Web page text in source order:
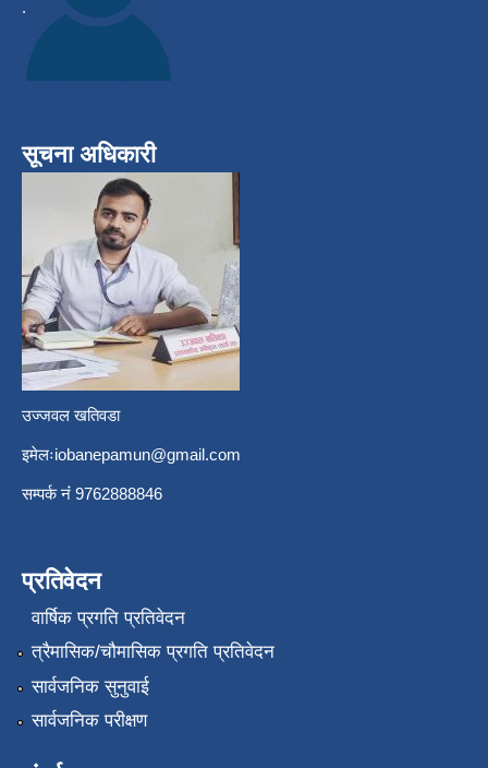
.
सूचना अधिकारी
उज्जवल खतिवडा
इमेलःiobanepamun@gmail.com
सम्पर्क नंं 9762888846
प्रतिवेदन
वार्षिक प्रगति प्रतिवेदन
त्रैमासिक/चौमासिक प्रगति प्रतिवेदन
सार्वजनिक सुनुवाई
सार्वजनिक परीक्षण